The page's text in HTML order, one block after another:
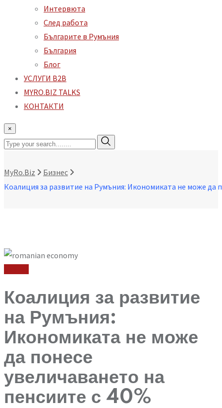
Интервюта
След работа
Българите в Румъния
България
Блог
УСЛУГИ B2B
MYRO.BIZ TALKS
КОНТАКТИ
×
MyRo.Biz Бизнес
Коалиция за развитие
на Румъния:
Икономиката не може
да понесе
увеличаването на
пенсиите с 40%